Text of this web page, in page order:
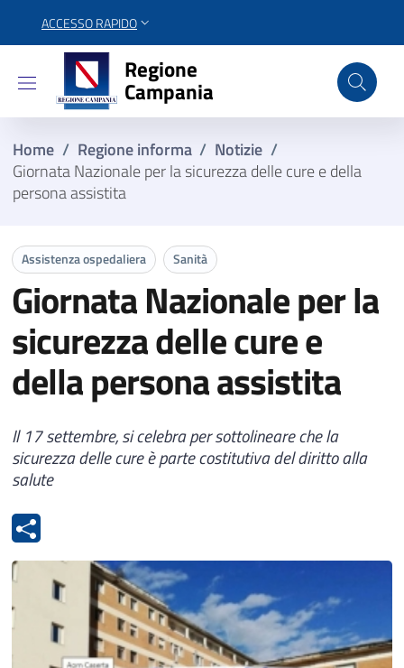
ACCESSO RAPIDO
Regione Campania
Regione
Campania
Home / Regione informa / Notizie /
Giornata Nazionale per la sicurezza delle cure ​e della
persona assistita
Assistenza ospedaliera Sanità
Giornata Nazionale per la
sicurezza delle cure ​e
della persona assistita
Il 17 settembre, si celebra per sottolineare che la
sicurezza delle cure è parte costitutiva del diritto alla
salute